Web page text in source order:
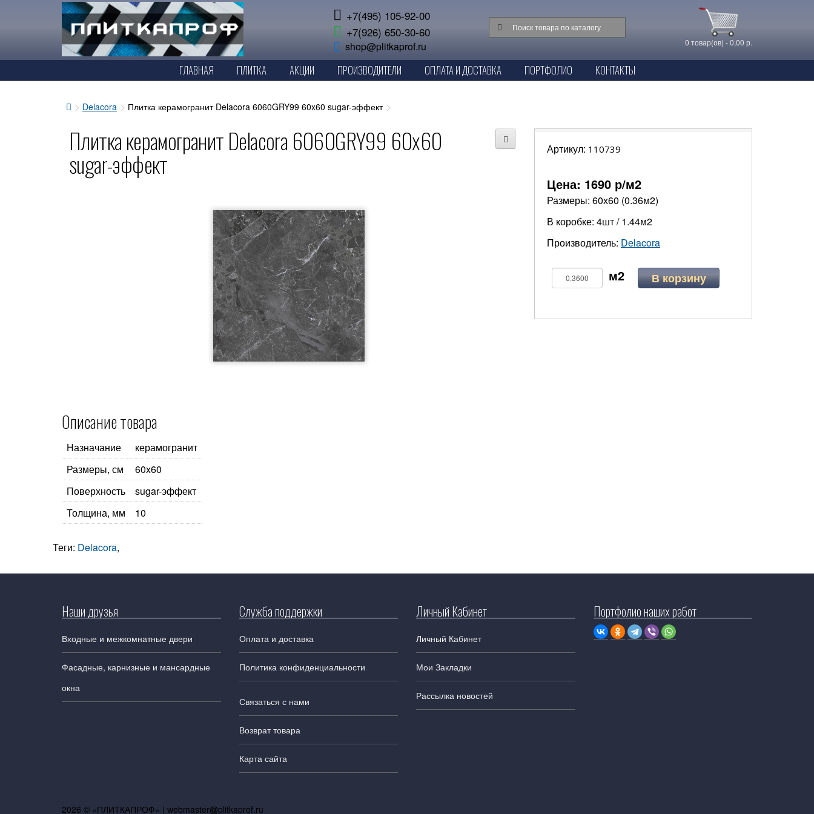
+7(495) 105-92-00
+7(926) 650-30-60
shop@plitkaprof.ru 0 товар(ов) - 0,00 р.
ГЛАВНАЯ ПЛИТКА АКЦИИ ПРОИЗВОДИТЕЛИ ОПЛАТА И ДОСТАВКА ПОРТФОЛИО КОНТАКТЫ
Delacora Плитка керамогранит Delacora 6060GRY99 60x60 sugar-эффект
Плитка керамогранит Delacora 6060GRY99 60x60
sugar-эффект
Описание товара
Назначание
керамогранит
Размеры, см
60x60
Поверхность
sugar-эффект
Толщина, мм
10
Артикул: 110739
Цена: 1690 р/м2
Размеры: 60х60 (0.36м2)
В коробке: 4шт / 1.44м2
Производитель: Delacora
В корзину
Теги: Delacora,
Наши друзья
Входные и межкомнатные двери
Фасадные, карнизные и мансардные
окна
Служба поддержки
Оплата и доставка
Политика конфиденциальности
Связаться с нами
Возврат товара
Карта сайта
Личный Кабинет
Личный Кабинет
Мои Закладки
Рассылка новостей
Портфолио наших работ
2026 © «ПЛИТКАПРОФ» | webmaster plitkaprof.ru